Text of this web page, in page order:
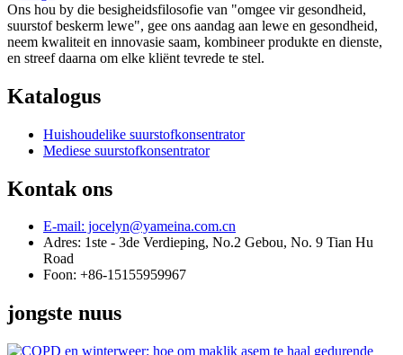
Ons hou by die besigheidsfilosofie van "omgee vir gesondheid,
suurstof beskerm lewe", gee ons aandag aan lewe en gesondheid,
neem kwaliteit en innovasie saam, kombineer produkte en dienste,
en streef daarna om elke kliënt tevrede te stel.
Katalogus
Huishoudelike suurstofkonsentrator
Mediese suurstofkonsentrator
Kontak ons
E-mail: jocelyn@yameina.com.cn
Adres: 1ste - 3de Verdieping, No.2 Gebou, No. 9 Tian Hu
Road
Foon: +86-15155959967
jongste nuus